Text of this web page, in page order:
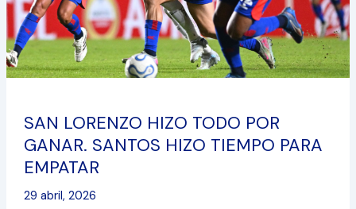
SAN LORENZO HIZO TODO POR
GANAR. SANTOS HIZO TIEMPO PARA
EMPATAR
29 abril, 2026
PARA
EMPATAR